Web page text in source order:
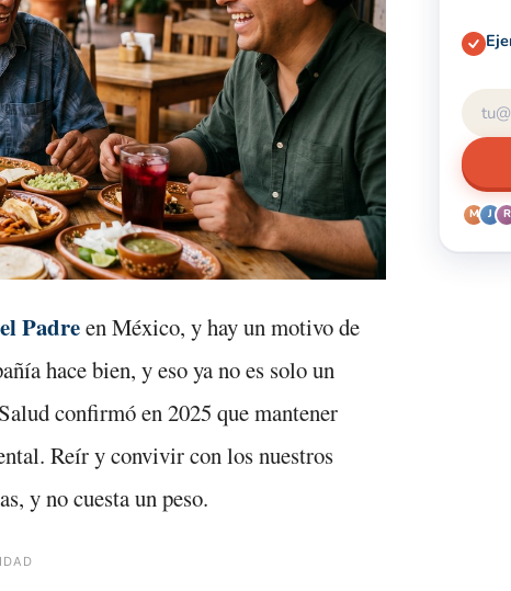
Padreen México, y hay un motivo de
hace bien, y eso ya no es solo un
confirmó en 2025 que mantener
Reír y convivir con los nuestros
y no cuesta un peso.
M J R